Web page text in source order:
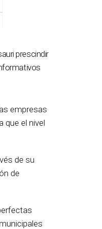
prescindir
empresas
que el nivel
de su
de